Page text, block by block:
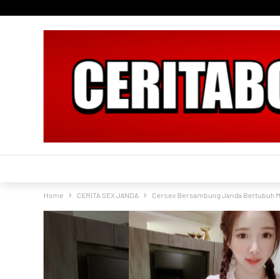
Home CERITA SEX JANDA Cersex Bersambung Janda Bertubuh